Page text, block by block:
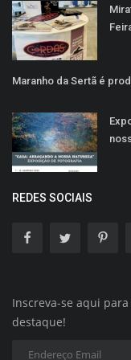
Maranho da Sertã é
REDES SOCIAIS
Inscreva-se aqui
destaque!